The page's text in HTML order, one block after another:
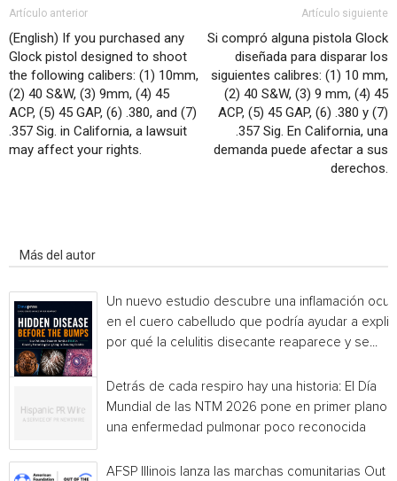
Artículo anterior
(English) If you purchased any
Glock pistol designed to shoot
the following calibers: (1) 10mm,
(2) 40 S&W, (3) 9mm, (4) 45
ACP, (5) 45 GAP, (6) .380, and (7)
.357 Sig. in California, a lawsuit
may affect your rights.
Artículo siguiente
Si compró alguna pistola Glock
diseñada para disparar los
siguientes calibres: (1) 10 mm,
(2) 40 S&W, (3) 9 mm, (4) 45
ACP, (5) 45 GAP, (6) .380 y (7)
.357 Sig. En California, una
demanda puede afectar a sus
derechos.
Más del autor
Un nuevo estudio descubre una inflamación
en el cuero cabelludo que podría ayudar a
por qué la celulitis disecante reaparece y se...
Detrás de cada respiro hay una historia: El Día
Mundial de las NTM 2026 pone en primer plano
una enfermedad pulmonar poco reconocida
AFSP Illinois lanza las marchas comunitarias Out